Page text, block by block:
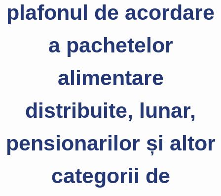
plafonul de acordare
a pachetelor
alimentare
distribuite, lunar,
pensionarilor și altor
categorii de